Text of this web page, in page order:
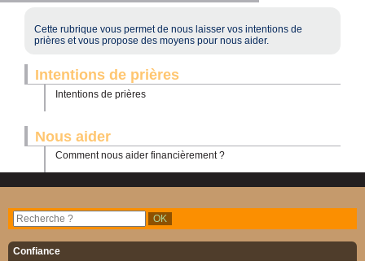
Cette rubrique vous permet de nous laisser vos intentions de
prières et vous propose des moyens pour nous aider.
Intentions de prières
Intentions de prières
Nous aider
Comment nous aider financièrement ?
Confiance